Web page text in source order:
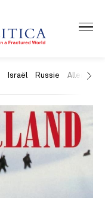
Israël Russie Allemagne